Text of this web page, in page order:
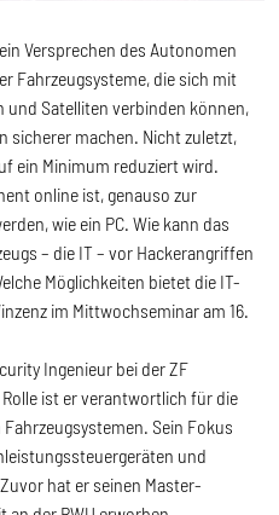
Versprechen des Autonomen
Fahrzeugsysteme, die sich mit
und Satelliten verbinden können,
sicherer machen. Nicht zuletzt,
ein Minimum reduziert wird.
online ist, genauso zur
wie ein PC. Wie kann das
– die IT – vor Hackerangriffen
Möglichkeiten bietet die IT-
im Mittwochseminar am 16.
Ingenieur bei der ZF
ist er verantwortlich für die
Sein Fokus
und
hat er seinen Master-